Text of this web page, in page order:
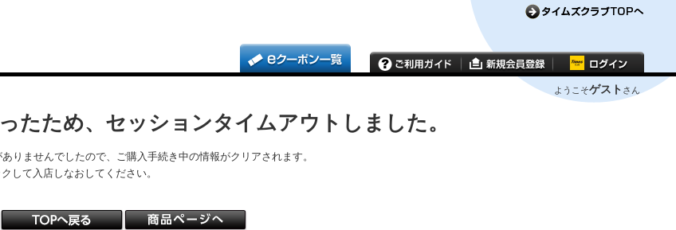
ようこそゲスト さん
たため、セッションタイムアウトしました。
りませんでしたので、ご購入手続き中の情報がクリアされます。
して入店しなおしてください。